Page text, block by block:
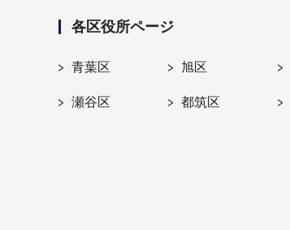
各区役所ページ
青葉区 旭区
瀬谷区 都筑区